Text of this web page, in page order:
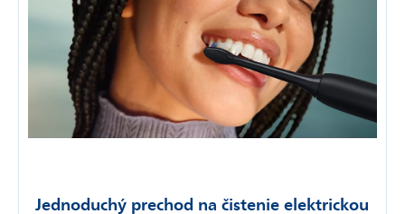
Jednoduchý prechod na čistenie elektrickou